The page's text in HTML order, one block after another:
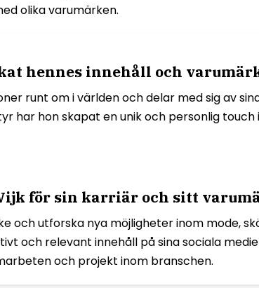
olika varumärken.
hennes innehåll och
runt om i världen och delar med sig av
har hon skapat en unik och personlig
för sin karriär och sitt
och utforska nya möjligheter inom mode,
och relevant innehåll på sina sociala
och projekt inom branschen.